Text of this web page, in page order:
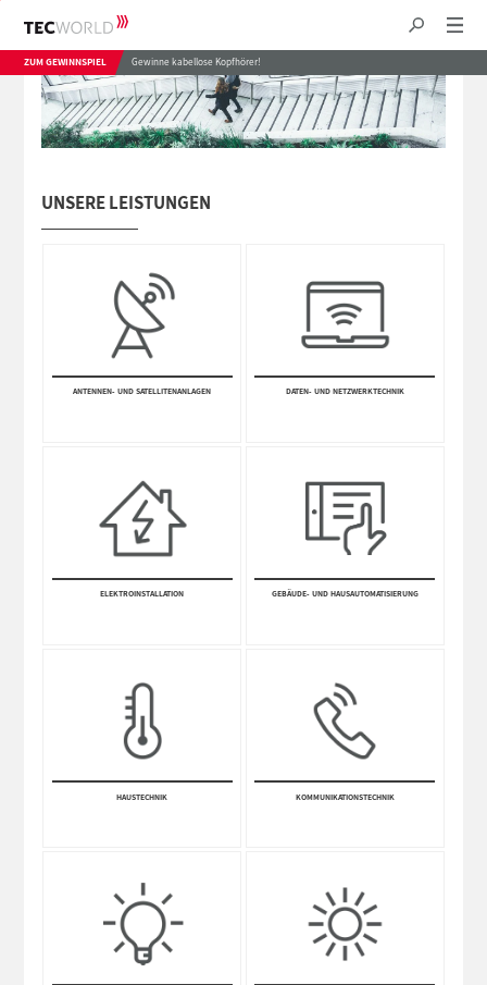
ZUM GEWINNSPIEL Gewinne kabellose Kopfhörer!
UNSERE LEISTUNGEN
ANTEN­NEN- UND SATE­LLITEN­ANLAGEN DATEN- UND NETZWERK­TECHNIK
ELEKTRO­INSTALLA­TION GEBÄUDE- UND HAUSAUTOMATISIERUNG
HAUSTECHNIK KOMM­UNI­KATIONS­TECHNIK